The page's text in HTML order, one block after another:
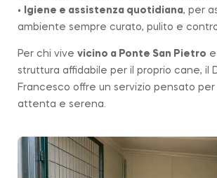
•
Igiene e assistenza quotidiana, per
ambiente sempre curato, pulito e
Per chi vive vicino a Ponte San Pietro
struttura affidabile per il proprio cane, il
Francesco offre un servizio pensato per
attenta e serena.